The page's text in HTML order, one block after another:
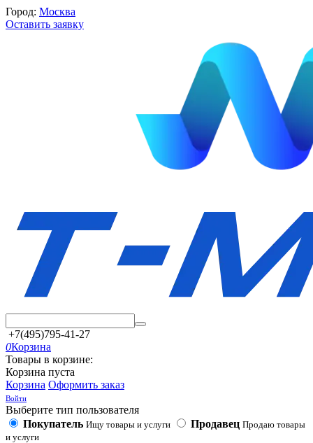
Город: Москва
Оставить заявку
+7(495)795-41-27
0Корзина
Товары в корзине:
Корзина пуста
Корзина Оформить заказ
Войти
Выберите тип пользователя
Покупатель Ищу товары и услуги Продавец Продаю товары
и услуги